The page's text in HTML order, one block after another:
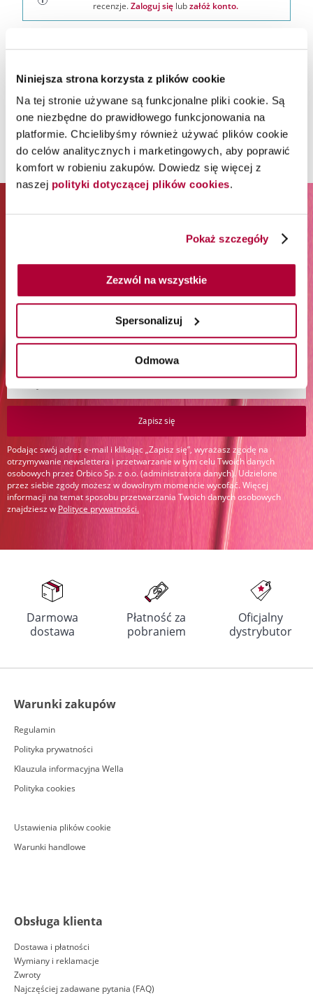
Niniejsza strona korzysta z plików cookie
Na tej stronie używane są funkcjonalne pliki cookie. Są
one niezbędne do prawidłowego funkcjonowania na
platformie. Chcielibyśmy również używać plików cookie
do celów analitycznych i marketingowych, aby poprawić
komfort w robieniu zakupów. Dowiedz się więcej z
naszej polityki dotyczącej plików cookies.
Pokaż szczegóły
Zezwól na wszystkie
Spersonalizuj
Odmowa
recenzje.Zaloguj sięlubzałóż konto.
ZAPISZ SIĘ DO NEWSLETTERA I
ODBIERZ 65% RABATU NA
PIERWSZE ZAKUPY*
*Rabat jest jednorazowy. Obejmuje marki Wella
Professionals (z wyłączeniem Wella Care, Wella Technik i
Zapisz się do newslettera:
Zapisz się
Podając swój adres e-mail i klikając „Zapisz się”, wyrażasz zgodę na
otrzymywanie newslettera i przetwarzanie w tym celu Twoich danych
osobowych przez Orbico Sp. z o.o. (administratora danych). Udzielone
przez siebie zgody możesz w dowolnym momencie wycofać. Więcej
informacji na temat sposobu przetwarzania Twoich danych osobowych
znajdziesz w Polityce prywatności.
Darmowa
dostawa
Płatność za
pobraniem
Oficjalny
dystrybutor
Warunki zakupów
Regulamin
Polityka prywatności
Klauzula informacyjna Wella
Polityka cookies
Ustawienia plików cookie
Warunki handlowe
Obsługa klienta
Dostawa i płatności
Wymiany i reklamacje
Zwroty
Najczęściej zadawane pytania (FAQ)